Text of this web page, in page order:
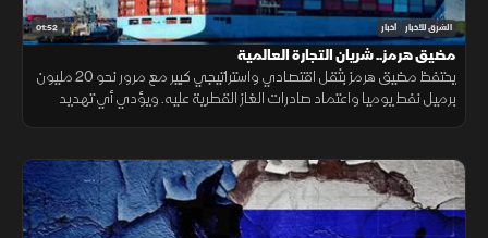
01:52 الشرق للأخبار أخبار
مضيق هرمز.. شريان التجارة العالمية
يحتفظ مضيق هرمز بثقل اقتصادي واستراتيجي كبير مع مرور نحو 20 مليون
برميل نفط يوميا واعتماد صادرات الغاز القطرية عليه. ويؤدي أي تهديد